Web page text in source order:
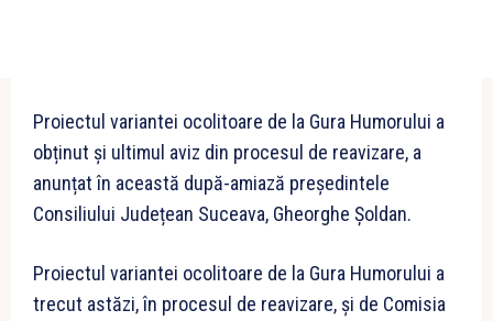
Proiectul variantei ocolitoare de la Gura Humorului a
obținut și ultimul aviz din procesul de reavizare, a
anunțat în această după-amiază președintele
Consiliului Județean Suceava, Gheorghe Șoldan.
Proiectul variantei ocolitoare de la Gura Humorului a
trecut astăzi, în procesul de reavizare, și de Comisia